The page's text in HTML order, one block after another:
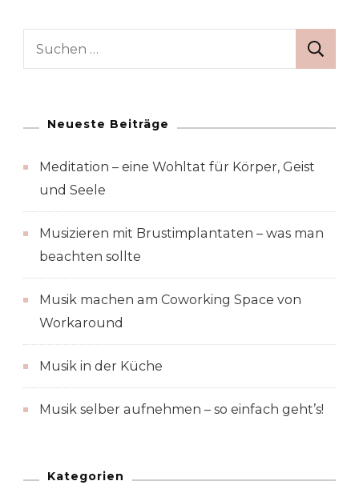
Suche
Neueste Beiträge
Meditation – eine Wohltat für Körper, Geist
und Seele
Musizieren mit Brustimplantaten – was man
beachten sollte
Musik machen am Coworking Space von
Workaround
Musik in der Küche
Musik selber aufnehmen – so einfach geht’s!
Kategorien